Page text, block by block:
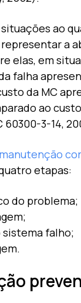
ao
a
elas, em
falha
da MC
ao
60300-3-14,
manutenção
etapas:
do problema;
sistema falho;